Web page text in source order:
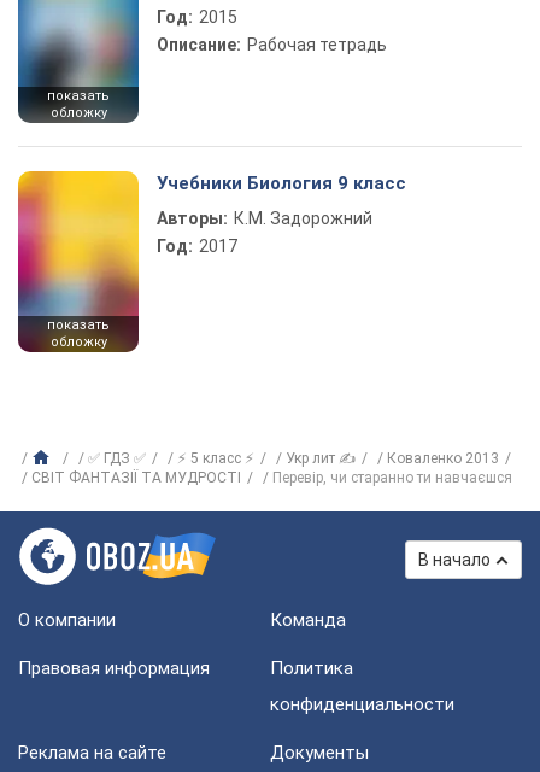
показать
обложку
Год: 2015
Описание: Рабочая тетрадь
показать
обложку
Учебники Биология 9 класс
Авторы: К.М. Задорожний
Год: 2017
✅ ГДЗ ✅ ⚡ 5 класс ⚡ Укр лит ✍
Коваленко 2013
СВІТ ФАНТАЗІЇ ТА МУДРОСТІ
Перевір, чи старанно ти навчаєшся
В начало
О компании Команда
Правовая информация
Политика
конфиденциальности
Реклама на сайте Документы